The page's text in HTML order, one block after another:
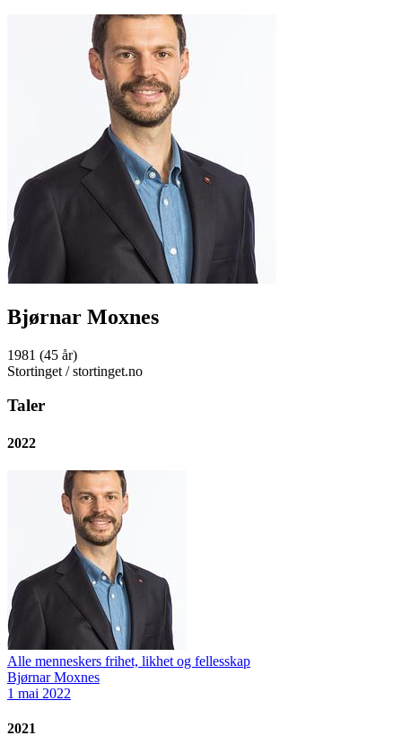
Bjørnar Moxnes
1981 (45 år)
Stortinget / stortinget.no
Taler
2022
Alle menneskers frihet, likhet og fellesskap
Bjørnar Moxnes
1 mai 2022
2021